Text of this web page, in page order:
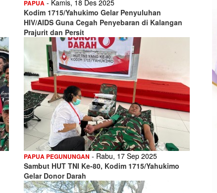
PAPUA - Kamis, 18 Des 2025
Kodim 1715/Yahukimo Gelar Penyuluhan
HIV/AIDS Guna Cegah Penyebaran di Kalangan
Prajurit dan Persit
PAPUA PEGUNUNGAN - Rabu, 17 Sep 2025
Sambut HUT TNI Ke-80, Kodim 1715/Yahukimo
Gelar Donor Darah